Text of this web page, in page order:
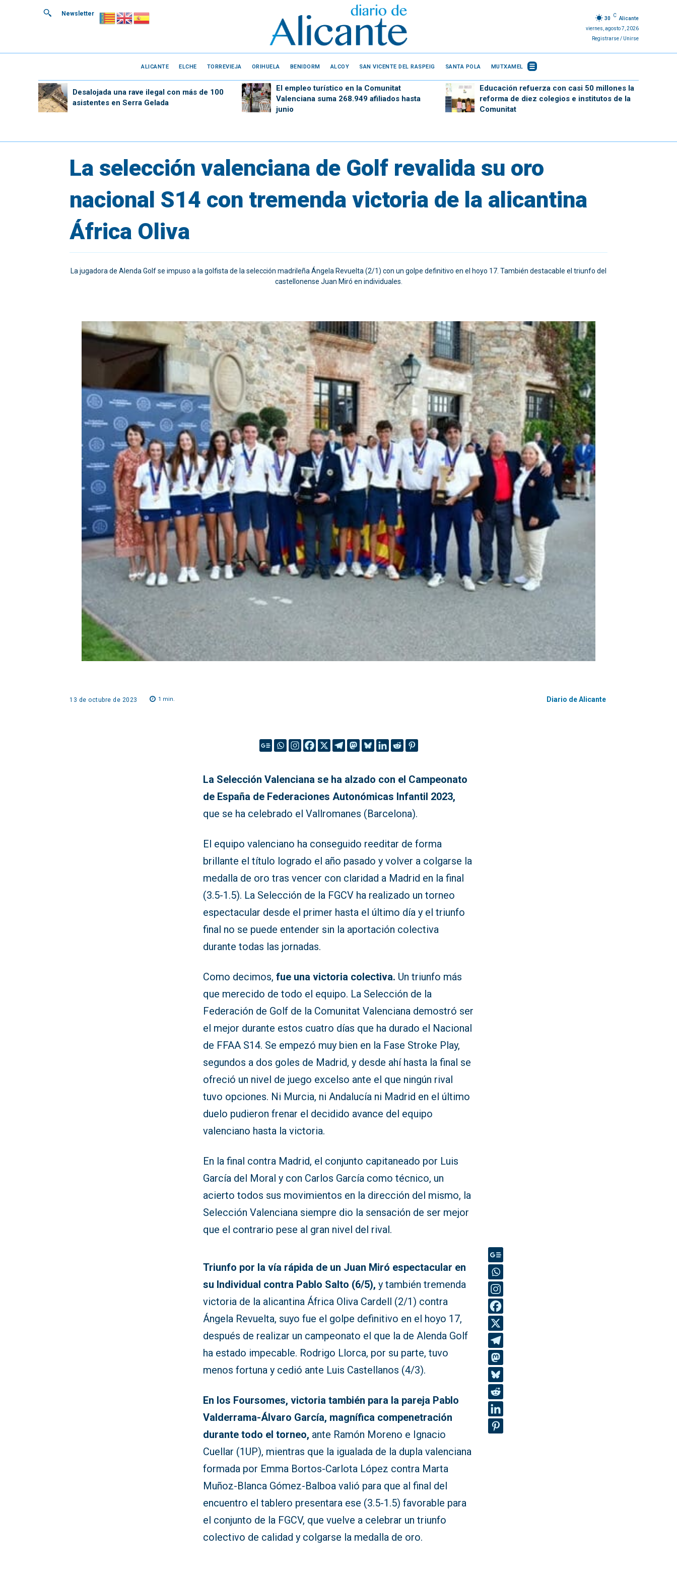
Newsletter
30
C
Alicante
viernes, agosto 7, 2026
Registrarse / Unirse
ALICANTE ELCHE TORREVIEJA ORIHUELA BENIDORM ALCOY SAN VICENTE DEL RASPEIG SANTA POLA MUTXAMEL
Desalojada una rave ilegal con más de 100
asistentes en Serra Gelada
El empleo turístico en la Comunitat
Valenciana suma 268.949 afiliados hasta
junio
Educación refuerza con casi 50 millones la
reforma de diez colegios e institutos de la
Comunitat
La selección valenciana de Golf revalida su oro
nacional S14 con tremenda victoria de la alicantina
África Oliva
La jugadora de Alenda Golf se impuso a la golfista de la selección madrileña Ángela Revuelta (2/1) con un golpe definitivo en el hoyo 17. También destacable el triunfo del
castellonense Juan Miró en individuales.
13 de octubre de 2023 1 min. Diario de Alicante
La Selección Valenciana se ha alzado con el Campeonato
de España de Federaciones Autonómicas Infantil 2023,
que se ha celebrado el Vallromanes (Barcelona).
El equipo valenciano ha conseguido reeditar de forma
brillante el título logrado el año pasado y volver a colgarse la
medalla de oro tras vencer con claridad a Madrid en la final
(3.5-1.5). La Selección de la FGCV ha realizado un torneo
espectacular desde el primer hasta el último día y el triunfo
final no se puede entender sin la aportación colectiva
durante todas las jornadas.
Como decimos, fue una victoria colectiva. Un triunfo más
que merecido de todo el equipo. La Selección de la
Federación de Golf de la Comunitat Valenciana demostró ser
el mejor durante estos cuatro días que ha durado el Nacional
de FFAA S14. Se empezó muy bien en la Fase Stroke Play,
segundos a dos goles de Madrid, y desde ahí hasta la final se
ofreció un nivel de juego excelso ante el que ningún rival
tuvo opciones. Ni Murcia, ni Andalucía ni Madrid en el último
duelo pudieron frenar el decidido avance del equipo
valenciano hasta la victoria.
En la final contra Madrid, el conjunto capitaneado por Luis
García del Moral y con Carlos García como técnico, un
acierto todos sus movimientos en la dirección del mismo, la
Selección Valenciana siempre dio la sensación de ser mejor
que el contrario pese al gran nivel del rival.
Triunfo por la vía rápida de un Juan Miró espectacular en
su Individual contra Pablo Salto (6/5), y también tremenda
victoria de la alicantina África Oliva Cardell (2/1) contra
Ángela Revuelta, suyo fue el golpe definitivo en el hoyo 17,
después de realizar un campeonato el que la de Alenda Golf
ha estado impecable. Rodrigo Llorca, por su parte, tuvo
menos fortuna y cedió ante Luis Castellanos (4/3).
En los Foursomes, victoria también para la pareja Pablo
Valderrama-Álvaro García, magnífica compenetración
durante todo el torneo, ante Ramón Moreno e Ignacio
Cuellar (1UP), mientras que la igualada de la dupla valenciana
formada por Emma Bortos-Carlota López contra Marta
Muñoz-Blanca Gómez-Balboa valió para que al final del
encuentro el tablero presentara ese (3.5-1.5) favorable para
el conjunto de la FGCV, que vuelve a celebrar un triunfo
colectivo de calidad y colgarse la medalla de oro.